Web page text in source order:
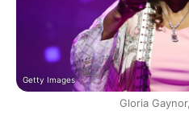
Getty Images
Gloria